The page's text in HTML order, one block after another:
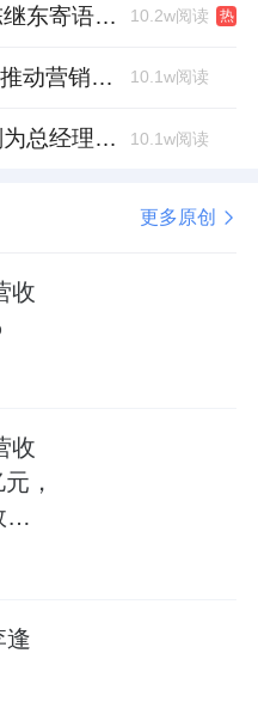
破万地块半年新增
区新城、广陵新城、
谓四面开花，各个
的房企有：美科、
、运新置业，江洲
元地井喷而出！
块天珺·源璟开始，
17幅万元地，这些
天津中建地产掌门人陈继东寄语青年“跳出舒适区”，曾任银行信贷经理 10.2w阅读 热
北京城建集团李伟东：推动营销工作稳中提质，严控库存增量 10.1w阅读
浦东金桥聘任52岁郑刚为总经理，曾任张江高科副总 10.1w阅读
更多原创
收
收
，
互
逢